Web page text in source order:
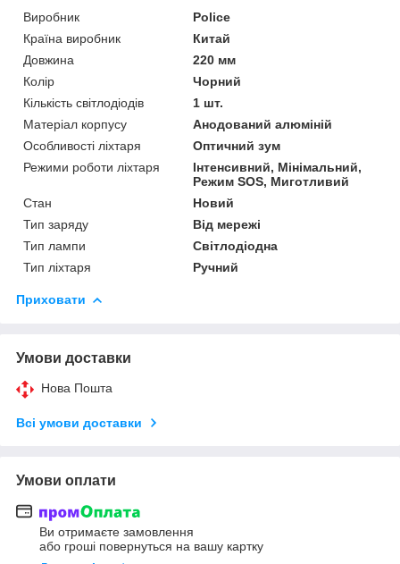
Виробник
Police
Країна виробник
Китай
Довжина
220 мм
Колір
Чорний
Кількість світлодіодів
1 шт.
Матеріал корпусу
Анодований алюміній
Особливості ліхтаря
Оптичний зум
Режими роботи ліхтаря
Інтенсивний, Мінімальний,
Режим SOS, Миготливий
Стан
Новий
Тип заряду
Від мережі
Тип лампи
Світлодіодна
Тип ліхтаря
Ручний
Приховати
Умови доставки
Нова Пошта
Всі умови доставки
Умови оплати
Ви отримаєте замовлення
або гроші повернуться на вашу картку